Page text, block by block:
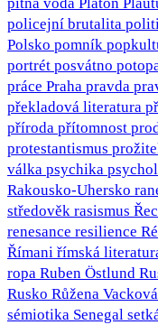
policejní brutalita
Polsko pomník
portrét posvátno
práce Praha pravda
překladová literatura
příroda přítomnost
protestantismus
válka psychika
Rakousko-Uhersko
středověk rasismus
renesance resilience
Římani římská
ropa Ruben Östlund
Rusko Růžena Vacková
sémiotika Senegal